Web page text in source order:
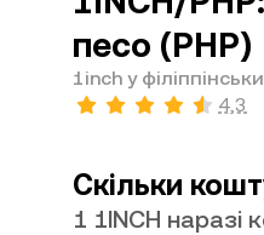
песо (PHP)
1inch у
4,3
Скільки
1 1INCH наразі